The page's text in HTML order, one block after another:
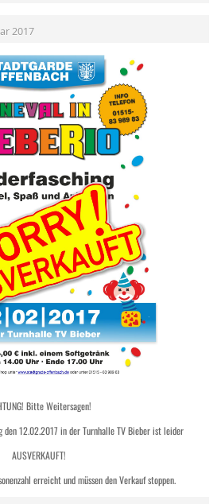
2017
Bitte Weitersagen!
den 12.02.2017 in der Turnhalle TV Bieber ist leider
AUSVERKAUFT!
l erreicht und müssen den Verkauf stoppen.